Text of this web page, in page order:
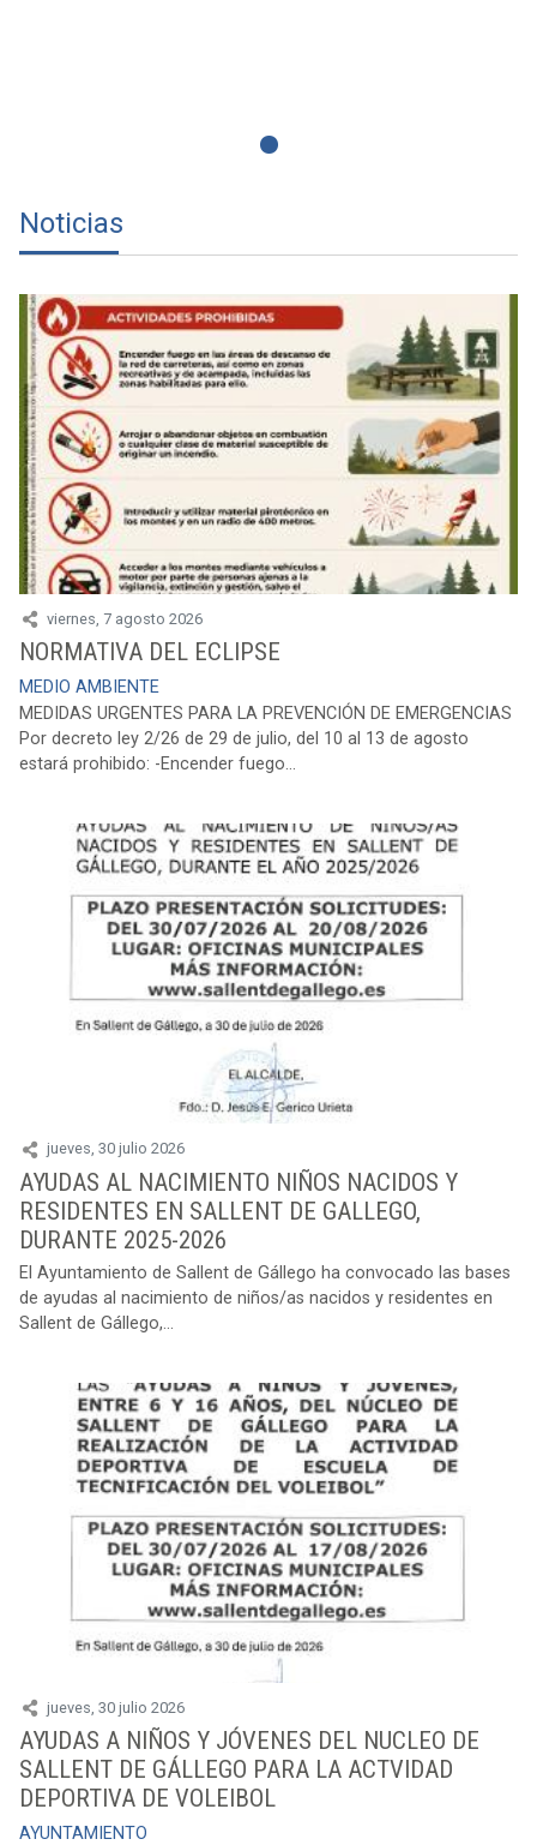
Noticias
viernes, 7 agosto 2026
NORMATIVA DEL ECLIPSE
MEDIO AMBIENTE
MEDIDAS URGENTES PARA LA PREVENCIÓN DE EMERGENCIAS
Por decreto ley 2/26 de 29 de julio, del 10 al 13 de agosto
estará prohibido: -Encender fuego...
jueves, 30 julio 2026
AYUDAS AL NACIMIENTO NIÑOS NACIDOS Y
RESIDENTES EN SALLENT DE GALLEGO,
DURANTE 2025-2026
El Ayuntamiento de Sallent de Gállego ha convocado las bases
de ayudas al nacimiento de niños/as nacidos y residentes en
Sallent de Gállego,...
jueves, 30 julio 2026
AYUDAS A NIÑOS Y JÓVENES DEL NUCLEO DE
SALLENT DE GÁLLEGO PARA LA ACTVIDAD
DEPORTIVA DE VOLEIBOL
AYUNTAMIENTO